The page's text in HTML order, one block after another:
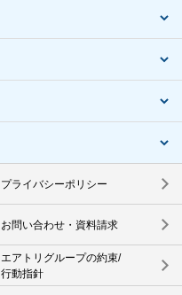
プライバシーポリシー
お問い合わせ・資料請求
エアトリグループの約束/
行動指針